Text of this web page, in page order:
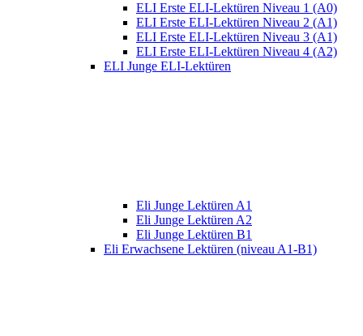
ELI Erste ELI-Lektüren Niveau 1 (A0)
ELI Erste ELI-Lektüren Niveau 2 (A1)
ELI Erste ELI-Lektüren Niveau 3 (A1)
ELI Erste ELI-Lektüren Niveau 4 (A2)
ELI Junge ELI-Lektüren
Eli Junge Lektüren A1
Eli Junge Lektüren A2
Eli Junge Lektüren B1
Eli Erwachsene Lektüren (niveau A1-B1)